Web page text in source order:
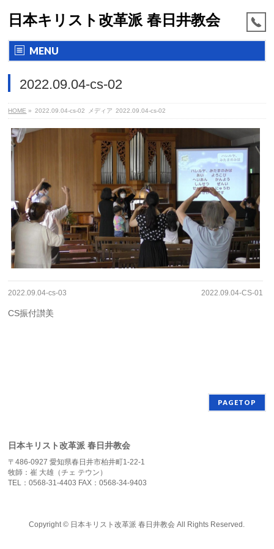
日本キリスト改革派 春日井教会
MENU
2022.09.04-cs-02
HOME » 2022.09.04-cs-02 メディア 2022.09.04-cs-02
2022.09.04-cs-03 2022.09.04-CS-01
CS振付讃美
PAGETOP
日本キリスト改革派 春日井教会
〒486-0927 愛知県春日井市柏井町1-22-1
牧師：崔 大雄（チェ テウン）
TEL：0568-31-4403 FAX：0568-34-9403
Copyright © 日本キリスト改革派 春日井教会 All Rights Reserved.